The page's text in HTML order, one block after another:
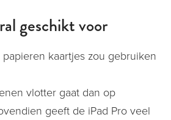
geschikt voor
kaartjes zou gebruiken
vlotter gaat dan op
geeft de iPad Pro veel